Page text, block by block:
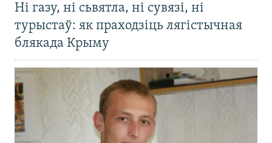
Ні газу, ні сьвятла, ні сувязі, ні
турыстаў: як праходзіць лягістычная
блякада Крыму